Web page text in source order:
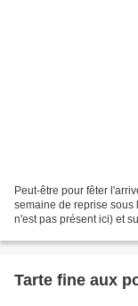
Peut-être pour fêter
semaine de reprise sous
n'est pas présent ici) et
Tarte fine aux